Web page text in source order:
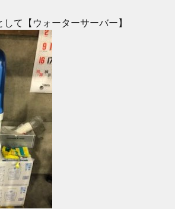
て【ウォーターサーバー】